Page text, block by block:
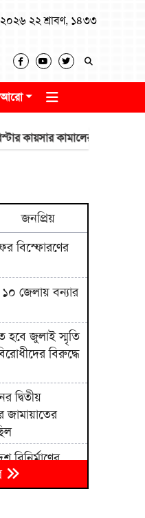
২২ শ্রাবণ, ১৪৩৩
আরো
কামালের সাকিবের
জনপ্রিয়
বিস্ফোরণের
জেলায় বন্যার
হবে জুলাই স্মৃতি
বিরুদ্ধে
দ্বিতীয়
জামায়াতের
বিনির্মাণের
ব্যারিস্টার